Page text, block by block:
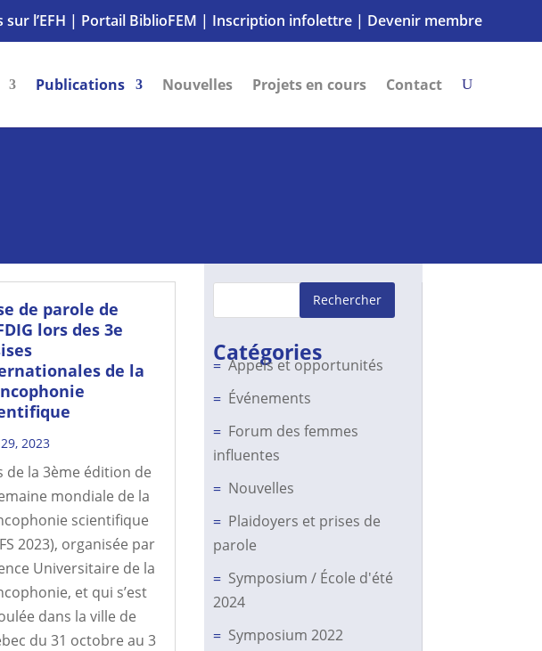
l’EFH | Portail BiblioFEM | Inscription infolettre| Devenir membre
Publications Nouvelles Projets en cours Contact
de parole de
lors des 3e
de la
2023
de la 3ème édition de
mondiale de la
scientifique
2023), organisée par
Universitaire de la
et qui s’est
dans la ville de
du 31 octobre au 3
Rechercher
Catégories
Appels et opportunités
Événements
Forum des femmes
influentes
Nouvelles
Plaidoyers et prises de
parole
Symposium / École d'été
2024
Symposium 2022